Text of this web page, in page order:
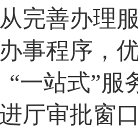
完善办理
事程序，
“一站式”
厅审批窗